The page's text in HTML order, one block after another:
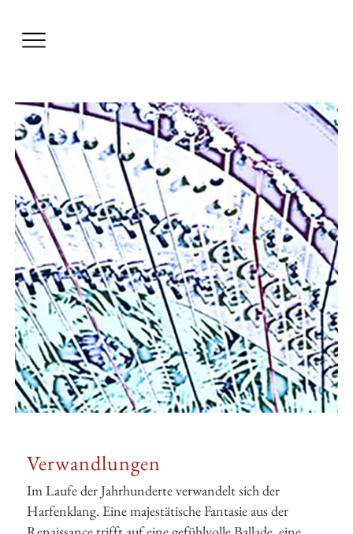
Verwandlungen
Im Laufe der Jahrhunderte verwandelt sich der
Harfenklang. Eine majestätische Fantasie aus der